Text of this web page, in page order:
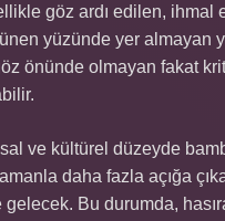
göz ardı edilen,
yüzünde yer almayan
önünde olmayan fakat
ve kültürel düzeyde
daha fazla açığa
Bu durumda,